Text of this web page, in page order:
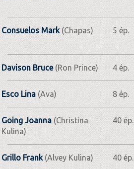
Consuelos Mark(Chapas) 5 ép.
Davison Bruce(Ron Prince) 4 ép.
Esco Lina (Ava) 8 ép.
Going Joanna(Christina
Kulina)
40 ép.
Grillo Frank(Alvey Kulina) 40 ép.